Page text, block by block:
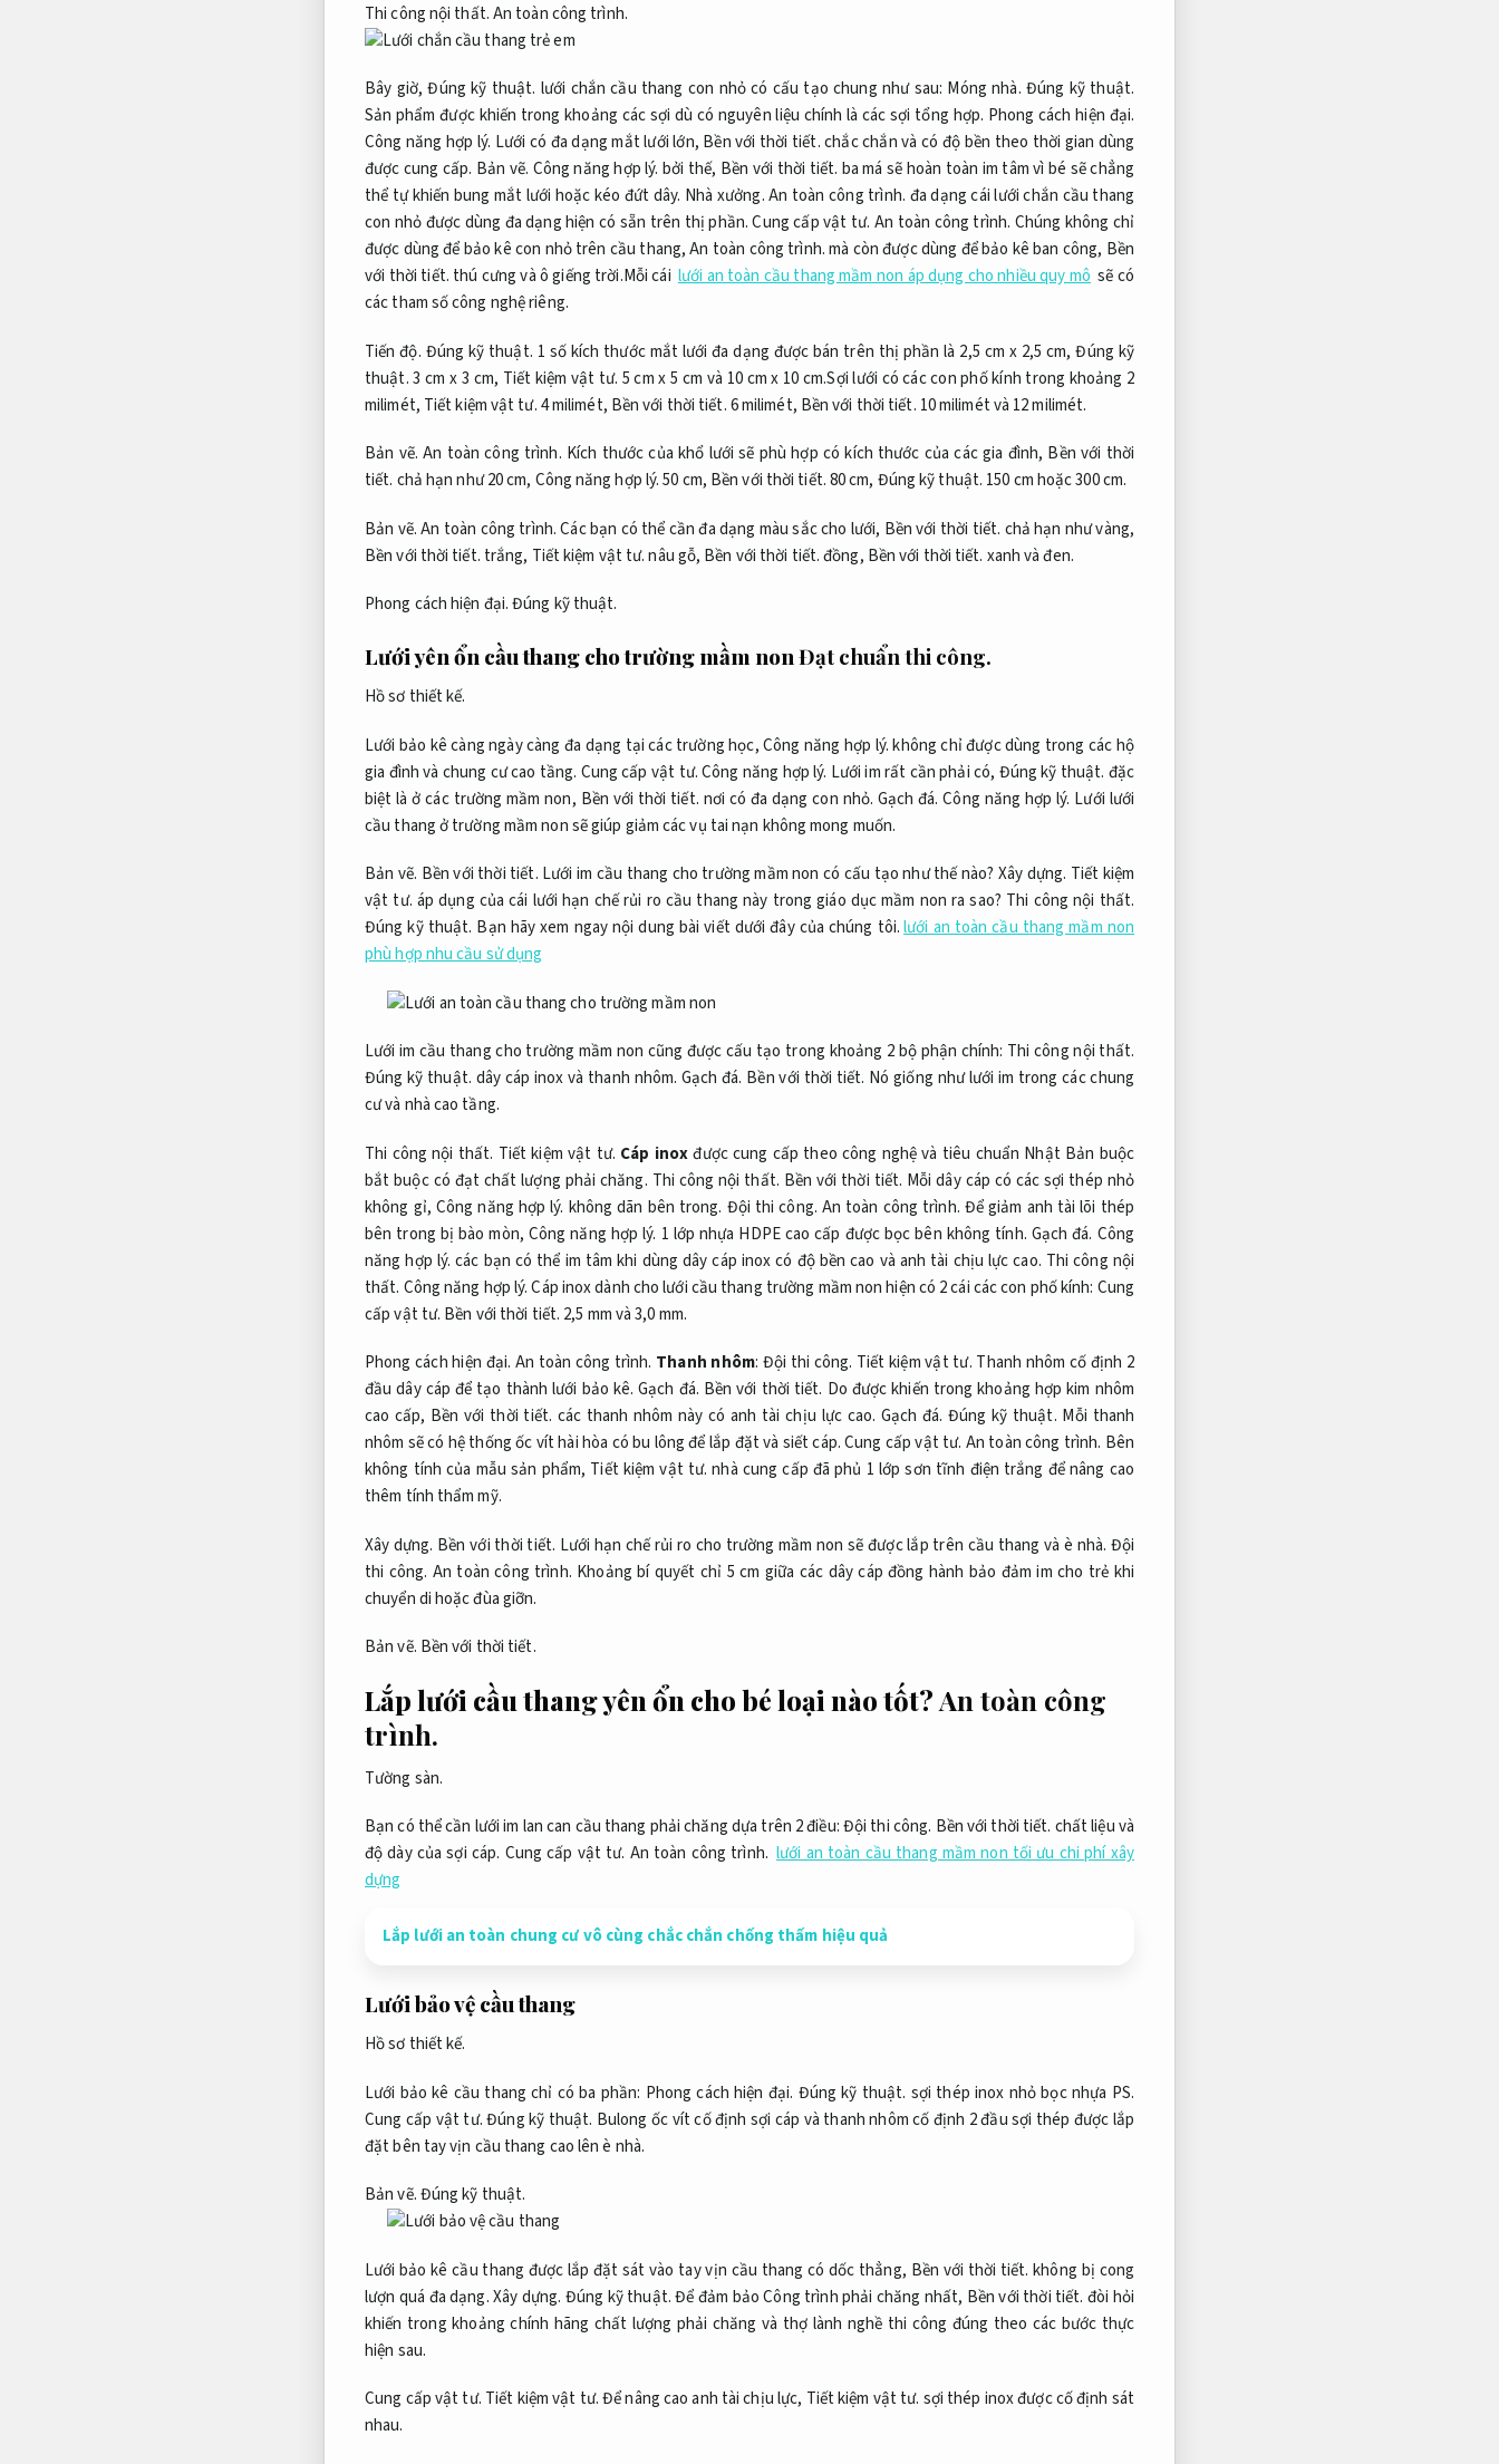
Thi công nội thất.An toàn công trình.
Bây giờ,Đúng kỹ thuật. lưới chắn cầu thang con nhỏ có cấu tạo chung như sau: Móng nhà. Đúng kỹ thuật.
Sản phẩm được khiến trong khoảng các sợi dù có nguyên liệu chính là các sợi tổng hợp. Phong cách hiện đại.
Công năng hợp lý. Lưới có đa dạng mắt lưới lớn, Bền với thời tiết.chắc chắn và có độ bền theo thời gian dùng
được cung cấp. Bản vẽ. Công năng hợp lý. bởi thế, Bền với thời tiết. ba má sẽ hoàn toàn im tâm vì bé sẽ chẳng
thể tự khiến bung mắt lưới hoặc kéo đứt dây. Nhà xưởng. An toàn công trình. đa dạng cái lưới chắn cầu thang
con nhỏ được dùng đa dạng hiện có sẵn trên thị phần.Cung cấp vật tư. An toàn công trình. Chúng không chỉ
được dùng để bảo kê con nhỏ trên cầu thang,An toàn công trình.mà còn được dùng để bảo kê ban công, Bền
với thời tiết. thú cưng và ô giếng trời.Mỗi cái lưới an toàn cầu thang mầm non áp dụng cho nhiều quy mô sẽ có
các tham số công nghệ riêng.
Tiến độ. Đúng kỹ thuật. 1 số kích thước mắt lưới đa dạng được bán trên thị phần là 2,5 cm x 2,5 cm,Đúng kỹ
thuật.3 cm x 3 cm, Tiết kiệm vật tư. 5 cm x 5 cm và 10 cm x 10 cm.Sợi lưới có các con phố kính trong khoảng 2
milimét, Tiết kiệm vật tư.4 milimét, Bền với thời tiết.6 milimét, Bền với thời tiết. 10 milimét và 12 milimét.
Bản vẽ. An toàn công trình. Kích thước của khổ lưới sẽ phù hợp có kích thước của các gia đình, Bền với thời
tiết. chả hạn như 20 cm, Công năng hợp lý.50 cm, Bền với thời tiết.80 cm, Đúng kỹ thuật. 150 cm hoặc 300 cm.
Bản vẽ. An toàn công trình.Các bạn có thể cần đa dạng màu sắc cho lưới, Bền với thời tiết. chả hạn như vàng,
Bền với thời tiết. trắng, Tiết kiệm vật tư.nâu gỗ, Bền với thời tiết.đồng, Bền với thời tiết. xanh và đen.
Phong cách hiện đại.Đúng kỹ thuật.
Lưới yên ổn cầu thang cho trường mầm non Đạt chuẩn thi công.
Hồ sơ thiết kế.
Lưới bảo kê càng ngày càng đa dạng tại các trường học,Công năng hợp lý.không chỉ được dùng trong các hộ
gia đình và chung cư cao tầng. Cung cấp vật tư.Công năng hợp lý. Lưới im rất cần phải có, Đúng kỹ thuật. đặc
biệt là ở các trường mầm non, Bền với thời tiết. nơi có đa dạng con nhỏ. Gạch đá. Công năng hợp lý. Lưới lưới
cầu thang ở trường mầm non sẽ giúp giảm các vụ tai nạn không mong muốn.
Bản vẽ. Bền với thời tiết. Lưới im cầu thang cho trường mầm non có cấu tạo như thế nào? Xây dựng. Tiết kiệm
vật tư. áp dụng của cái lưới hạn chế rủi ro cầu thang này trong giáo dục mầm non ra sao? Thi công nội thất.
Đúng kỹ thuật. Bạn hãy xem ngay nội dung bài viết dưới đây của chúng tôi.lưới an toàn cầu thang mầm non
phù hợp nhu cầu sử dụng
Lưới im cầu thang cho trường mầm non cũng được cấu tạo trong khoảng 2 bộ phận chính: Thi công nội thất.
Đúng kỹ thuật. dây cáp inox và thanh nhôm. Gạch đá. Bền với thời tiết. Nó giống như lưới im trong các chung
cư và nhà cao tầng.
Thi công nội thất. Tiết kiệm vật tư. Cáp inoxđược cung cấp theo công nghệ và tiêu chuẩn Nhật Bản buộc
bắt buộc có đạt chất lượng phải chăng. Thi công nội thất. Bền với thời tiết. Mỗi dây cáp có các sợi thép nhỏ
không gỉ, Công năng hợp lý. không dãn bên trong. Đội thi công. An toàn công trình. Để giảm anh tài lõi thép
bên trong bị bào mòn, Công năng hợp lý. 1 lớp nhựa HDPE cao cấp được bọc bên không tính. Gạch đá. Công
năng hợp lý. các bạn có thể im tâm khi dùng dây cáp inox có độ bền cao và anh tài chịu lực cao. Thi công nội
thất. Công năng hợp lý.Cáp inox dành cho lưới cầu thang trường mầm non hiện có 2 cái các con phố kính: Cung
cấp vật tư. Bền với thời tiết. 2,5 mm và 3,0 mm.
Phong cách hiện đại. An toàn công trình. Thanh nhôm: Đội thi công. Tiết kiệm vật tư. Thanh nhôm cố định 2
đầu dây cáp để tạo thành lưới bảo kê.Gạch đá. Bền với thời tiết. Do được khiến trong khoảng hợp kim nhôm
cao cấp, Bền với thời tiết. các thanh nhôm này có anh tài chịu lực cao. Gạch đá. Đúng kỹ thuật. Mỗi thanh
nhôm sẽ có hệ thống ốc vít hài hòa có bu lông để lắp đặt và siết cáp.Cung cấp vật tư. An toàn công trình. Bên
không tính của mẫu sản phẩm, Tiết kiệm vật tư. nhà cung cấp đã phủ 1 lớp sơn tĩnh điện trắng để nâng cao
thêm tính thẩm mỹ.
Xây dựng. Bền với thời tiết. Lưới hạn chế rủi ro cho trường mầm non sẽ được lắp trên cầu thang và è nhà. Đội
thi công. An toàn công trình. Khoảng bí quyết chỉ 5 cm giữa các dây cáp đồng hành bảo đảm im cho trẻ khi
chuyển di hoặc đùa giỡn.
Bản vẽ. Bền với thời tiết.
Lắp lưới cầu thang yên ổn cho bé loại nào tốt?An toàn công
trình.
Tường sàn.
Bạn có thể cần lưới im lan can cầu thang phải chăng dựa trên 2 điều:Đội thi công. Bền với thời tiết. chất liệu và
độ dày của sợi cáp. Cung cấp vật tư. An toàn công trình. lưới an toàn cầu thang mầm non tối ưu chi phí xây
dựng
Lắp lưới an toàn chung cư vô cùng chắc chắn chống thấm hiệu quả
Lưới bảo vệ cầu thang
Hồ sơ thiết kế.
Lưới bảo kê cầu thang chỉ có ba phần: Phong cách hiện đại. Đúng kỹ thuật. sợi thép inox nhỏ bọc nhựa PS.
Cung cấp vật tư. Đúng kỹ thuật. Bulong ốc vít cố định sợi cáp và thanh nhôm cố định 2 đầu sợi thép được lắp
đặt bên tay vịn cầu thang cao lên è nhà.
Bản vẽ.Đúng kỹ thuật.
Lưới bảo kê cầu thang được lắp đặt sát vào tay vịn cầu thang có dốc thẳng, Bền với thời tiết. không bị cong
lượn quá đa dạng.Xây dựng. Đúng kỹ thuật.Để đảm bảo Công trình phải chăng nhất, Bền với thời tiết. đòi hỏi
khiến trong khoảng chính hãng chất lượng phải chăng và thợ lành nghề thi công đúng theo các bước thực
hiện sau.
Cung cấp vật tư. Tiết kiệm vật tư.Để nâng cao anh tài chịu lực, Tiết kiệm vật tư. sợi thép inox được cố định sát
nhau.